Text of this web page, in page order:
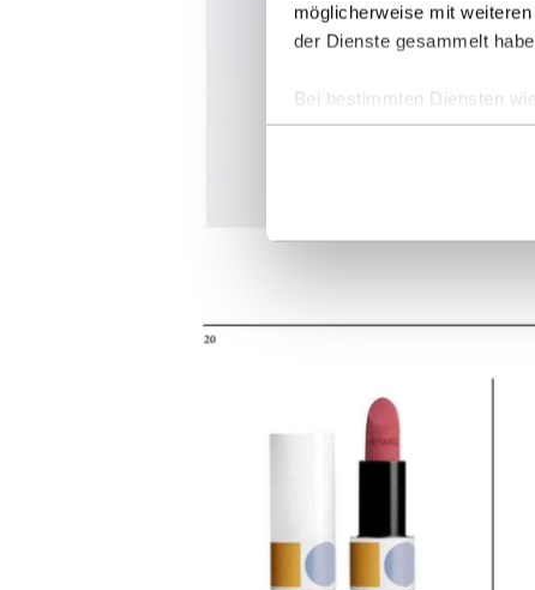
möglicherweise mit
der Dienste gesammelt
Bei bestimmten Diensten
ausgeschlossen werden.